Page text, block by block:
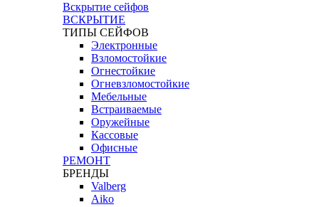
Вскрытие сейфов
ВСКРЫТИЕ
ТИПЫ СЕЙФОВ
Электронные
Взломостойкие
Огнестойкие
Огневзломостойкие
Мебельные
Встраиваемые
Оружейные
Кассовые
Офисные
РЕМОНТ
БРЕНДЫ
Valberg
Aiko